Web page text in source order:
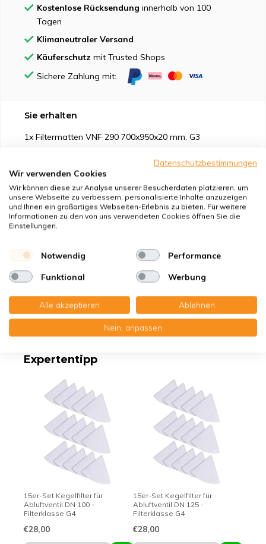
Kostenlose Rücksendung innerhalb von 100
Tagen
Klimaneutraler Versand
Käuferschutz mit Trusted Shops
Sichere Zahlung mit:
Sie erhalten
1x Filtermatten VNF 290 700x950x20 mm. G3
Geeignet für
Produktbeschreibung
Erstklassige Qualität - Made in Germany
Expertentipp
15er-Set Kegelfilter für
Abluftventil DN 100 -
Filterklasse G4
€28,00
15er-Set Kegelfilter für
Abluftventil DN 125 -
Filterklasse G4
€28,00
Datenschutzbestimmungen
Wir verwenden Cookies
Wir können diese zur Analyse unserer Besucherdaten platzieren, um
unsere Webseite zu verbessern, personalisierte Inhalte anzuzeigen
und Ihnen ein großartiges Webseiten-Erlebnis zu bieten. Für weitere
Informationen zu den von uns verwendeten Cookies öffnen Sie die
Einstellungen.
Notwendig Performance
Funktional Werbung
Alle akzeptieren Ablehnen
Nein, anpassen